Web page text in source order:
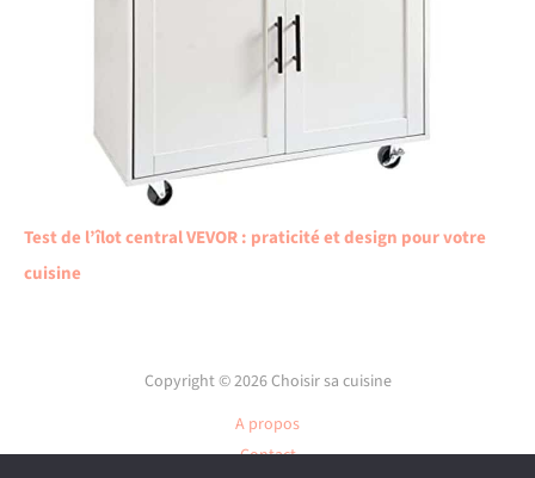
Test de l’îlot central VEVOR : praticité et design pour votre
cuisine
Copyright © 2026 Choisir sa cuisine
A propos
Contact